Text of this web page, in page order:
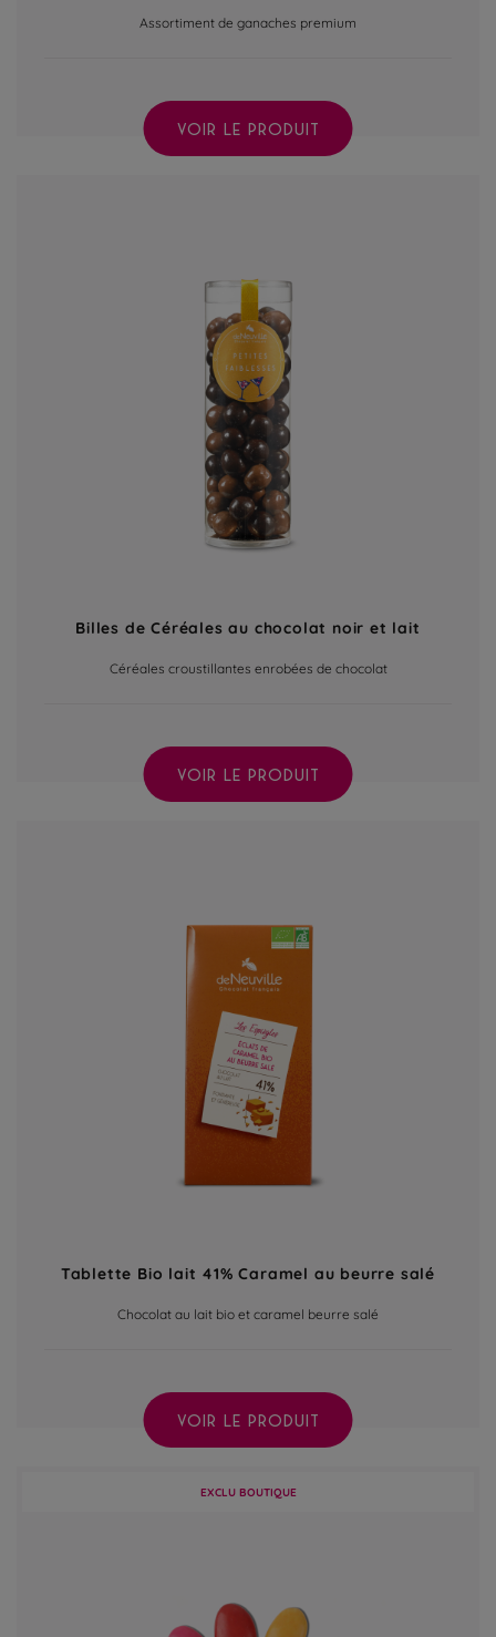
Assortiment de ganaches premium
VOIR LE PRODUIT
Billes de Céréales au chocolat noir et lait
Céréales croustillantes enrobées de chocolat
VOIR LE PRODUIT
Tablette Bio lait 41% Caramel au beurre salé
Chocolat au lait bio et caramel beurre salé
VOIR LE PRODUIT
EXCLU BOUTIQUE